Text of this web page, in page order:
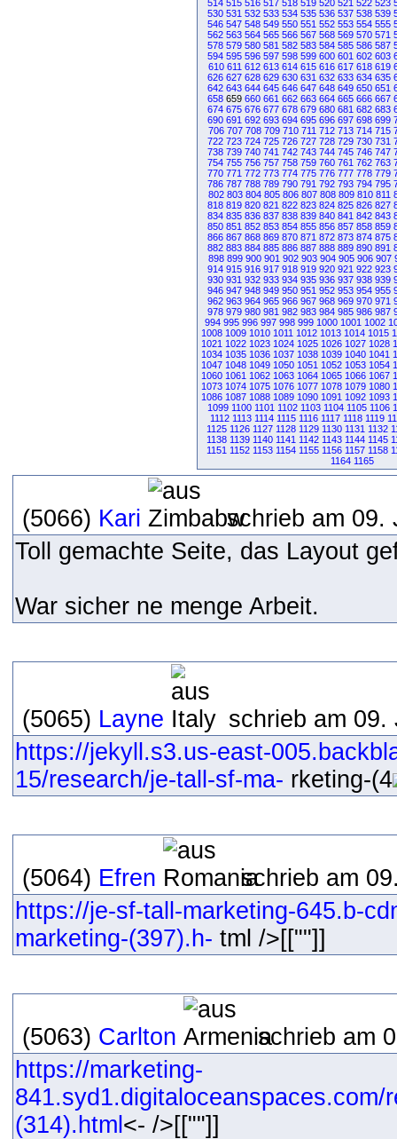
514 515 516 517 518 519 520 521 522 523
530 531 532 533 534 535 536 537 538 539
546 547 548 549 550 551 552 553 554 555
562 563 564 565 566 567 568 569 570 571
578 579 580 581 582 583 584 585 586 587
594 595 596 597 598 599 600 601 602 603
610 611 612 613 614 615 616 617 618 619
626 627 628 629 630 631 632 633 634 635
642 643 644 645 646 647 648 649 650 651
658 659 660 661 662 663 664 665 666 667
674 675 676 677 678 679 680 681 682 683
690 691 692 693 694 695 696 697 698 699
706 707 708 709 710 711 712 713 714 715
722 723 724 725 726 727 728 729 730 731
738 739 740 741 742 743 744 745 746 747
754 755 756 757 758 759 760 761 762 763
770 771 772 773 774 775 776 777 778 779
786 787 788 789 790 791 792 793 794 795
802 803 804 805 806 807 808 809 810 811
818 819 820 821 822 823 824 825 826 827
834 835 836 837 838 839 840 841 842 843
850 851 852 853 854 855 856 857 858 859
866 867 868 869 870 871 872 873 874 875
882 883 884 885 886 887 888 889 890 891
898 899 900 901 902 903 904 905 906 907
914 915 916 917 918 919 920 921 922 923
930 931 932 933 934 935 936 937 938 939
946 947 948 949 950 951 952 953 954 955
962 963 964 965 966 967 968 969 970 971
978 979 980 981 982 983 984 985 986 987
994 995 996 997 998 999 1000 1001 1002
1008 1009 1010 1011 1012 1013 1014 1015
1021 1022 1023 1024 1025 1026 1027 1028
1034 1035 1036 1037 1038 1039 1040 1041
1047 1048 1049 1050 1051 1052 1053 1054
1060 1061 1062 1063 1064 1065 1066 1067
1073 1074 1075 1076 1077 1078 1079 1080
1086 1087 1088 1089 1090 1091 1092 1093
1099 1100 1101 1102 1103 1104 1105 1106
1112 1113 1114 1115 1116 1117 1118 1119
1125 1126 1127 1128 1129 1130 1131 1132
1138 1139 1140 1141 1142 1143 1144 1145
1151 1152 1153 1154 1155 1156 1157 1158
1164 1165
(5066) Kari
schrieb am 09.
Toll gemachte Seite, das Layout
War sicher ne menge Arbeit.
(5065) Layne
schrieb am
https://jekyll.s3.us-east-
15/research/je-tall-sf-ma- rketing-(4
(5064) Efren
schrieb am
https://je-sf-tall-marketing-645.b-
marketing-(397).h- tml />[[""]]
(5063) Carlton
schrieb am
https://marketing-
841.syd1.digitaloceanspaces.com/
(314).html <- />[[""]]